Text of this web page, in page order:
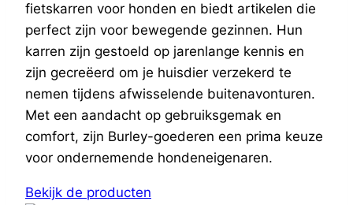
fietskarren voor honden en biedt artikelen die
perfect zijn voor bewegende gezinnen. Hun
karren zijn gestoeld op jarenlange kennis en
zijn gecreëerd om je huisdier verzekerd te
nemen tijdens afwisselende buitenavonturen.
Met een aandacht op gebruiksgemak en
comfort, zijn Burley-goederen een prima keuze
voor ondernemende hondeneigenaren.
Bekijk de producten